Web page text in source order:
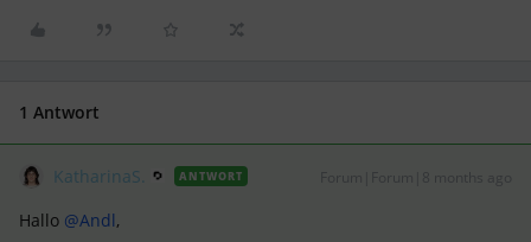
1 Antwort
KatharinaS. ANTWORT
Hallo ​ @Andl,